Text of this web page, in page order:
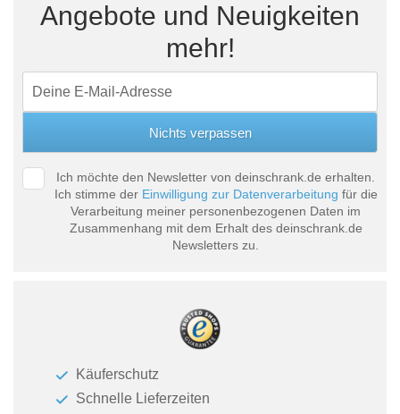
Angebote und Neuigkeiten
mehr!
Ich möchte den Newsletter von deinschrank.de erhalten.
Ich stimme der Einwilligung zur Datenverarbeitung für die
Verarbeitung meiner personenbezogenen Daten im
Zusammenhang mit dem Erhalt des deinschrank.de
Newsletters zu.
Käuferschutz
Schnelle Lieferzeiten